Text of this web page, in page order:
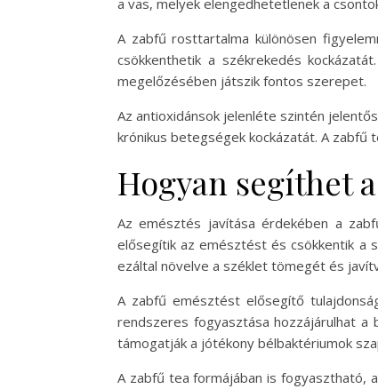
a vas, melyek elengedhetetlenek a
A zabfű rosttartalma különösen
csökkenthetik a székrekedés
megelőzésében játszik fontos szerepet.
Az antioxidánsok jelenléte szintén
krónikus betegségek kockázatát. A zabfű
Hogyan segíthet
Az emésztés javítása érdekében a
elősegítik az emésztést és csökkentik a
ezáltal növelve a széklet tömegét és
A zabfű emésztést elősegítő
rendszeres fogyasztása hozzájárulhat a
támogatják a jótékony bélbaktériumok
A zabfű tea formájában is fogyasztható,